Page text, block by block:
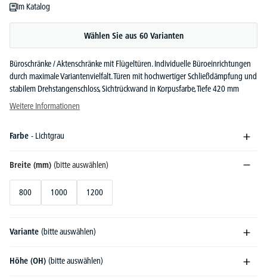
Im Katalog
Wählen Sie aus 60 Varianten
Büroschränke / Aktenschränke mit Flügeltüren. Individuelle Büroeinrichtungen
durch maximale Variantenvielfalt. Türen mit hochwertiger Schließdämpfung und
stabilem Drehstangenschloss, Sichtrückwand in Korpusfarbe, Tiefe 420 mm
Weitere Informationen
Farbe - Lichtgrau
Breite (mm) (bitte auswählen)
800 1000 1200
Variante (bitte auswählen)
Höhe (OH) (bitte auswählen)